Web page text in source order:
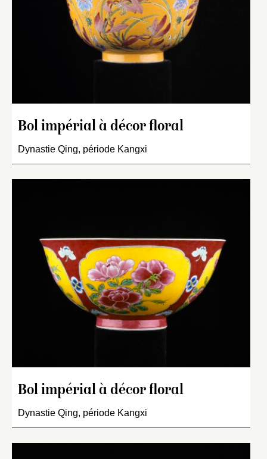
Bol impérial à décor floral
Dynastie Qing, période Kangxi
Bol impérial à décor floral
Dynastie Qing, période Kangxi